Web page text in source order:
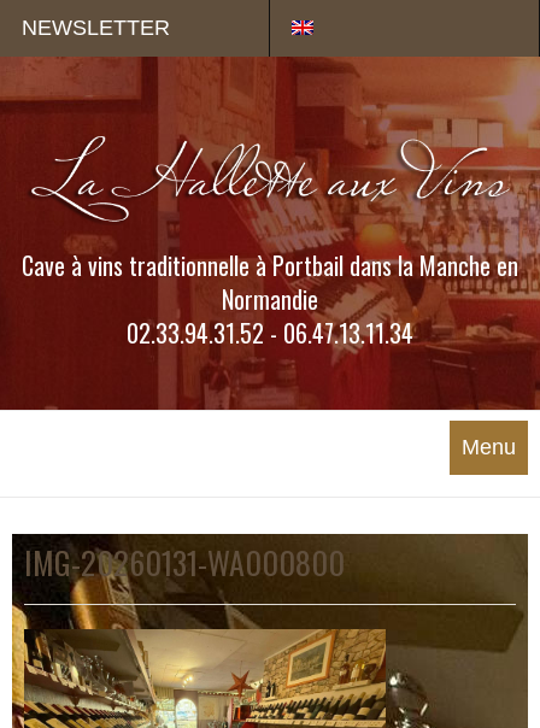
NEWSLETTER
Cave à vins traditionnelle à Portbail dans la Manche en
Normandie
02.33.94.31.52 - 06.47.13.11.34
Menu
IMG-20260131-WA000800
Panneau de gestion des cookies